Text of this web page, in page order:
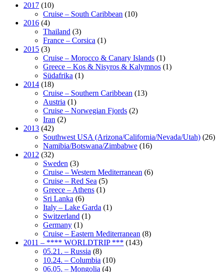
2017 (10)
Cruise – South Caribbean (10)
2016 (4)
Thailand (3)
France – Corsica (1)
2015 (3)
Cruise – Morocco & Canary Islands (1)
Greece – Kos & Nisyros & Kalymnos (1)
Südafrika (1)
2014 (18)
Cruise – Southern Caribbean (13)
Austria (1)
Cruise – Norwegian Fjords (2)
Iran (2)
2013 (42)
Southwest USA (Arizona/California/Nevada/Utah) (26)
Namibia/Botswana/Zimbabwe (16)
2012 (32)
Sweden (3)
Cruise – Western Mediterranean (6)
Cruise – Red Sea (5)
Greece – Athens (1)
Sri Lanka (6)
Italy – Lake Garda (1)
Switzerland (1)
Germany (1)
Cruise – Eastern Mediterranean (8)
2011 – **** WORLDTRIP *** (143)
05.21. – Russia (8)
10.24. – Columbia (10)
06.05. – Mongolia (4)